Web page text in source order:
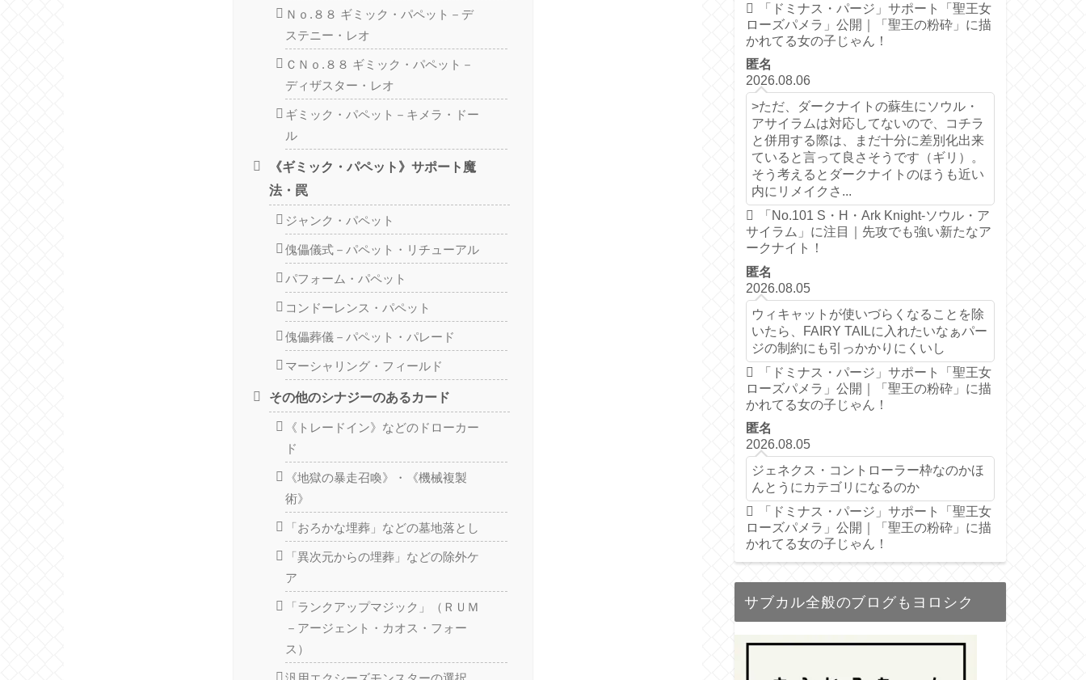
Ｎｏ.８８ ギミック・パペット－デ
ステニー・レオ
ＣＮｏ.８８ ギミック・パペット－
ディザスター・レオ
ギミック・パペット－キメラ・ドー
ル
《ギミック・パペット》サポート魔
法・罠
ジャンク・パペット
傀儡儀式－パペット・リチューアル
パフォーム・パペット
コンドーレンス・パペット
傀儡葬儀－パペット・パレード
マーシャリング・フィールド
その他のシナジーのあるカード
《トレードイン》などのドローカー
ド
《地獄の暴走召喚》・《機械複製
術》
「おろかな埋葬」などの墓地落とし
「異次元からの埋葬」などの除外ケ
ア
「ランクアップマジック」（ＲＵＭ
－アージェント・カオス・フォー
ス）
「ドミナス・パージ」サポート「聖王女
ローズパメラ」公開｜「聖王の粉砕」に描
かれてる女の子じゃん！
匿名
2026.08.06
>ただ、ダークナイトの蘇生にソウル・
アサイラムは対応してないので、コチラ
と併用する際は、まだ十分に差別化出来
ていると言って良さそうです（ギリ）。
そう考えるとダークナイトのほうも近い
内にリメイクさ...
「No.101 S・H・Ark Knight-ソウル・ア
サイラム」に注目｜先攻でも強い新たなア
ークナイト！
匿名
2026.08.05
ウィキャットが使いづらくなることを除
いたら、FAIRY TAILに入れたいなぁパー
ジの制約にも引っかかりにくいし
「ドミナス・パージ」サポート「聖王女
ローズパメラ」公開｜「聖王の粉砕」に描
かれてる女の子じゃん！
匿名
2026.08.05
ジェネクス・コントローラー枠なのかほ
んとうにカテゴリになるのか
「ドミナス・パージ」サポート「聖王女
ローズパメラ」公開｜「聖王の粉砕」に描
かれてる女の子じゃん！
サブカル全般のブログもヨロシク